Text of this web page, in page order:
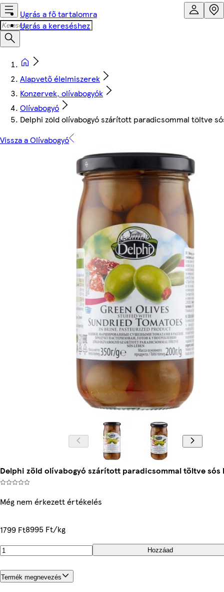
Ugrás a fő tartalomra
Ugrás a kereséshez
Alapvető élelmiszerek
Konzervek, olívabogyók
Olívabogyó
Delphi zöld olívabogyó szárított paradicsommal töltve
Vissza a Olívabogyó
Delphi zöld olívabogyó szárított paradicsommal töltve sós
Még nem érkezett értékelés
1799 Ft8995 Ft/kg
Hozzáad
Termék megnevezés